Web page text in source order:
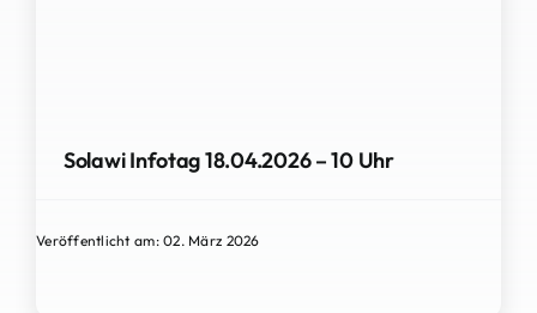
Solawi Infotag 18.04.2026 – 10 Uhr
Veröffentlicht am: 02. März 2026